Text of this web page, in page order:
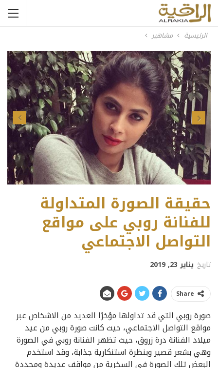
الرئيسية مشاهير
Previous Next
حقيقة الصورة المتداولة
للفنانة روبي على مواقع
التواصل الاجتماعي
تاريخ يناير 23, 2019
Share
صورة روبي التي قد تداولها مؤخرًا العديد من الاشخاص عبر
مواقع التواصل الاجتماعي، حيث كانت صورة روبي من عيد
ميلاد الفنانة درة زروق، حيث تظهر الفنانة روبي في الصورة
وهي بشعر قصير وبنظرة استنكارية جذابة، وقد استخدم
البعض تلك الصورة في السخرية من مواقف عديدة ومحددة